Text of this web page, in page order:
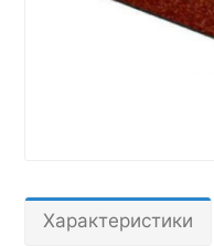
Характеристики